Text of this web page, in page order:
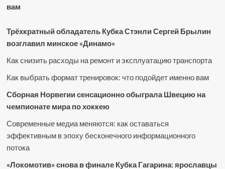
вам
Трёхкратный обладатель Кубка Стэнли Сергей Брылин
возглавил минское «Динамо»
Как снизить расходы на ремонт и эксплуатацию транспорта
Как выбрать формат тренировок: что подойдет именно вам
Сборная Норвегии сенсационно обыграла Швецию на
чемпионате мира по хоккею
Современные медиа меняются: как оставаться
эффективным в эпоху бесконечного информационного
потока
«Локомотив» снова в финале Кубка Гагарина: ярославцы